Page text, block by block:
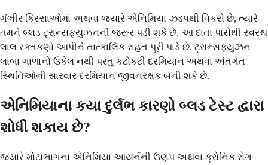
ગંભીર કિસ્સાઓમાં અથવા જ્યારે એનિમિયા ઝડપથી વિકસે છે, ત્યારે
તમને બ્લડ ટ્રાન્સફ્યુઝનની જરૂર પડી શકે છે. આ દાતા પાસેથી સ્વસ્થ
લાલ રક્તકણો આપીને તાત્કાલિક રાહત પૂરી પાડે છે. ટ્રાન્સફ્યુઝન
લાંબા ગાળાનો ઉકેલ નથી પરંતુ કટોકટી દરમિયાન અથવા અંતર્ગત
સ્થિતિઓની સારવાર દરમિયાન જીવનરક્ષક બની શકે છે.
એનિમિયાના કયા દુર્લભ કારણો બ્લડ ટેસ્ટ દ્વારા
શોધી શકાય છે?
જ્યારે મોટાભાગના એનિમિયા આયર્નની ઉણપ અથવા ક્રોનિક રોગ